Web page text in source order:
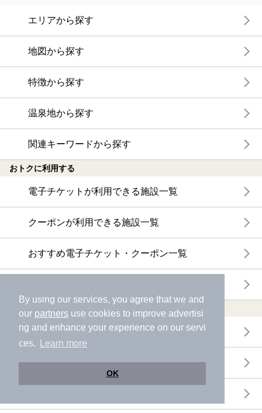
By using our services, you agree that we and
our partners use cookies to improve advertisi
ng and enhance your experience on our servi
ces.
Learn more
OK
エリアから探す
地図から探す
特徴から探す
温泉地から探す
関連キーワードから探す
おトクに利用する
電子チケットが利用できる施設一覧
クーポンが利用できる施設一覧
おすすめ電子チケット・クーポン一覧
特集・ニュース
ニフティ温泉ニュース
体験レポート